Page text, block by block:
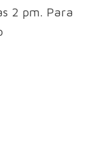
2 pm. Para